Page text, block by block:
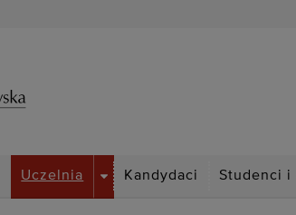
Uczelnia
DROPDOWN
Kandydaci Studenci i